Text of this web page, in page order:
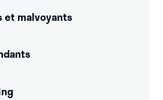
et malvoyants